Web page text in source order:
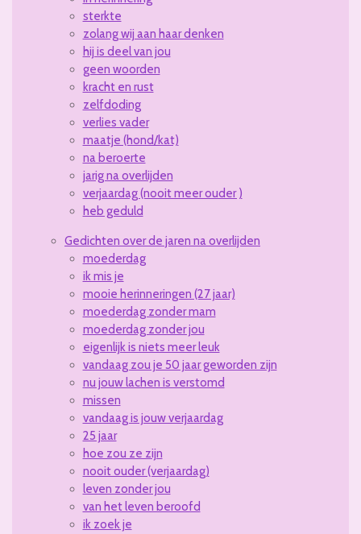
sterkte
zolang wij aan haar denken
hij is deel van jou
geen woorden
kracht en rust
zelfdoding
verlies vader
maatje (hond/kat)
na beroerte
jarig na overlijden
verjaardag (nooit meer ouder )
heb geduld
Gedichten over de jaren na overlijden
moederdag
ik mis je
mooie herinneringen (27 jaar)
moederdag zonder mam
moederdag zonder jou
eigenlijk is niets meer leuk
vandaag zou je 50 jaar geworden zijn
nu jouw lachen is verstomd
missen
vandaag is jouw verjaardag
25 jaar
hoe zou ze zijn
nooit ouder (verjaardag)
leven zonder jou
van het leven beroofd
ik zoek je